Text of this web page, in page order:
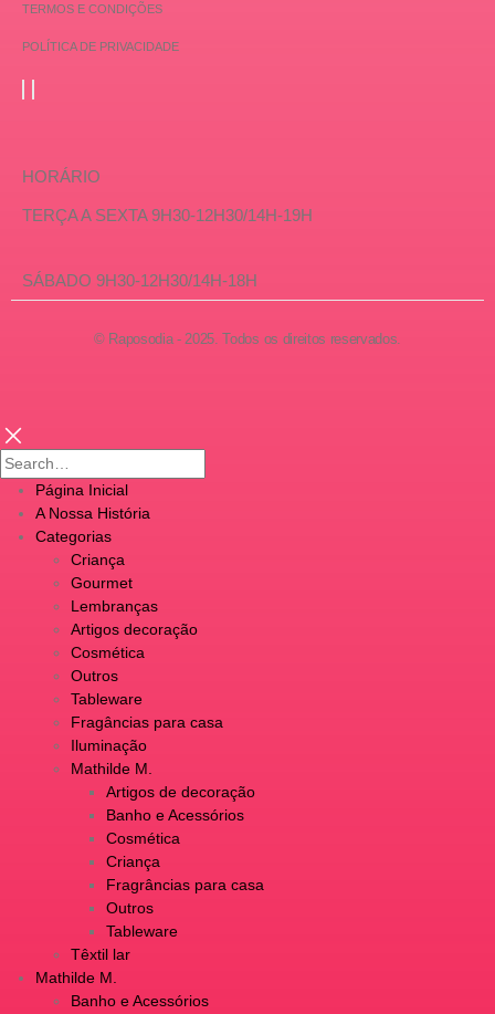
TERMOS E CONDIÇÕES
POLÍTICA DE PRIVACIDADE
HORÁRIO
TERÇA A SEXTA 9H30-12H30/14H-19H
SÁBADO 9H30-12H30/14H-18H
© Raposodia - 2025. Todos os direitos reservados.
Página Inicial
A Nossa História
Categorias
Criança
Gourmet
Lembranças
Artigos decoração
Cosmética
Outros
Tableware
Fragâncias para casa
Iluminação
Mathilde M.
Artigos de decoração
Banho e Acessórios
Cosmética
Criança
Fragrâncias para casa
Outros
Tableware
Têxtil lar
Mathilde M.
Banho e Acessórios